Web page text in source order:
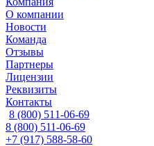
О компании
Новости
Команда
Отзывы
Партнеры
Лицензии
Реквизиты
Контакты
8 (800) 511-06-69
8 (800) 511-06-69
+7 (917) 588-58-60